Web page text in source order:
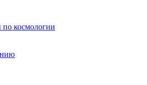
космологии